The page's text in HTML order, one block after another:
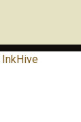
InkHive